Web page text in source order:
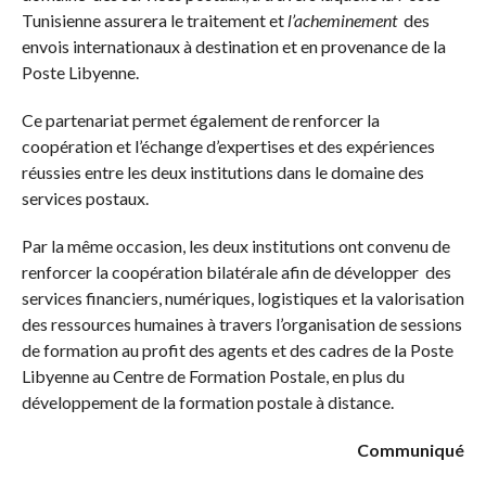
Tunisienne assurera le traitement et l’acheminementdes
envois internationaux à destination et en provenance de la
Poste Libyenne.
Ce partenariat permet également de renforcer la
coopération et l’échange d’expertises et des expériences
réussies entre les deux institutions dans le domaine des
services postaux.
Par la même occasion, les deux institutions ont convenu de
renforcer la coopération bilatérale afin de développer des
services financiers, numériques, logistiques et la valorisation
des ressources humaines à travers l’organisation de sessions
de formation au profit des agents et des cadres de la Poste
Libyenne au Centre de Formation Postale, en plus du
développement de la formation postale à distance.
Communiqué